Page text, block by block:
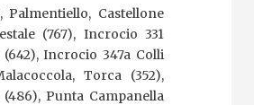
Palmentiello, Castellone
(767), Incrocio 331
Incrocio 347a Colli
Torca (352),
Punta Campanella